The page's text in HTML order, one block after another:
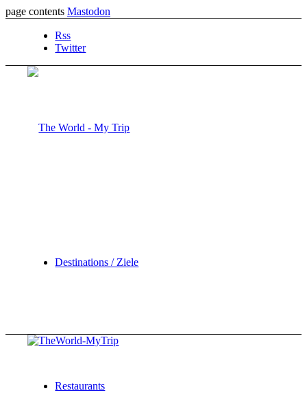
page contents Mastodon
Rss
Twitter
Destinations / Ziele
Restaurants